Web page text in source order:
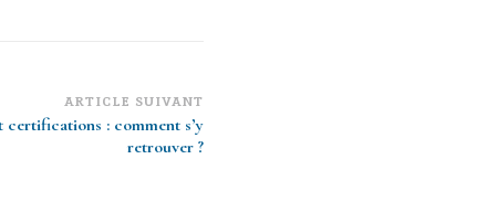
ARTICLE SUIVANT
certifications : comment s’y
retrouver ?